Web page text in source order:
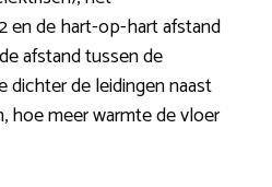
en de hart-op-hart afstand
afstand tussen de
dichter de leidingen naast
hoe meer warmte de vloer